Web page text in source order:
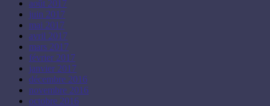
août 2017
juin 2017
mai 2017
avril 2017
mars 2017
février 2017
janvier 2017
décembre 2016
novembre 2016
octobre 2016